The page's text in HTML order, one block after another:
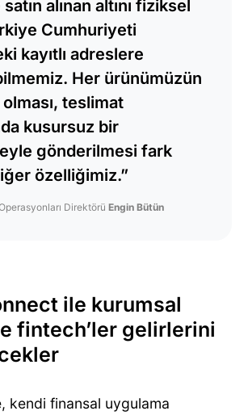
alınan altını fiziksel
Cumhuriyeti
kayıtlı adreslere
Her ürünümüzün
teslimat
kusursuz bir
gönderilmesi fark
özelliğimiz.”
Direktörü Engin Bütün
ile kurumsal
fintech’ler gelirlerini
kendi finansal uygulama